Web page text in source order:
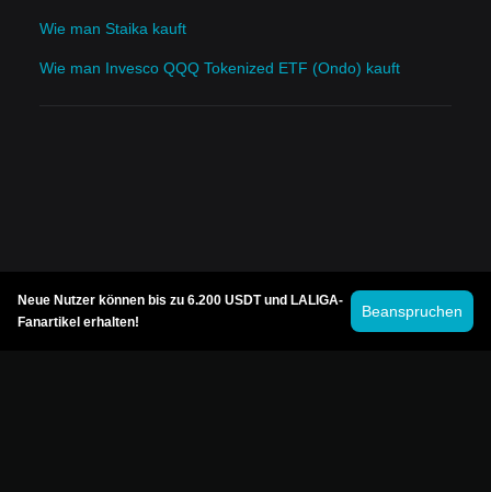
Wie man Staika kauft
Wie man Invesco QQQ Tokenized ETF (Ondo) kauft
Neue Nutzer können bis zu 6.200 USDT und LALIGA-
Fanartikel erhalten!
Beanspruchen